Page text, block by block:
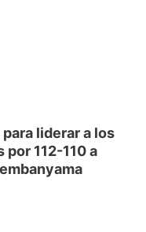
liderar a los
112-110 a